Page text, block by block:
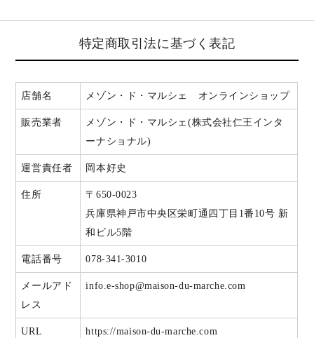
特定商取引法に基づく表記
店舗名 メゾン・ド・マルシェ オンラインショップ
販売業者
メゾン・ド・マルシェ(株式会社仁王インタ
ーナショナル)
運営責任者 岡本好史
住所
〒650-0023
兵庫県神戸市中央区栄町通四丁目1番10号 新
和ビル5階
電話番号 078-341-3010
メールアド
レス
info.e-shop@maison-du-marche.com
URL https://maison-du-marche.com